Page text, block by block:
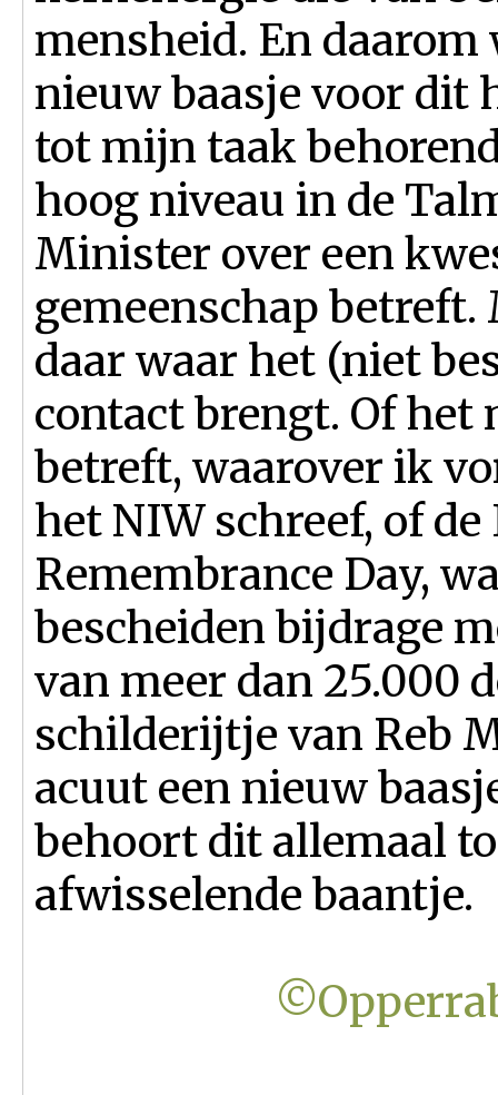
mensheid. En daarom
nieuw baasje voor dit
tot mijn taak
hoog niveau in de
Minister over een
gemeenschap
daar waar het (niet
contact brengt. Of het
betreft, waarover ik
het NIW schreef, of
Remembrance Day,
bescheiden bijdrage
van meer dan 25.000
schilderijtje van Reb
acuut een nieuw
behoort dit allemaal
afwisselende baantje.